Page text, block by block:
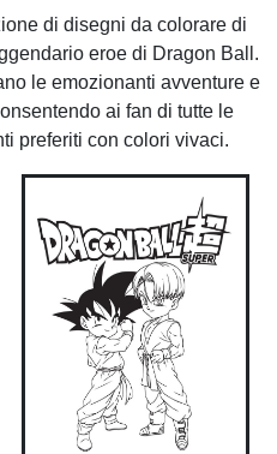
di disegni da colorare di
eroe di Dragon Ball.
le emozionanti avventure e
ai fan di tutte le
preferiti con colori vivaci.